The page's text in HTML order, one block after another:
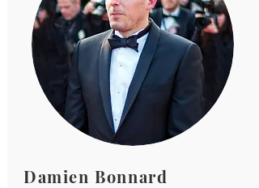
Damien Bonnard